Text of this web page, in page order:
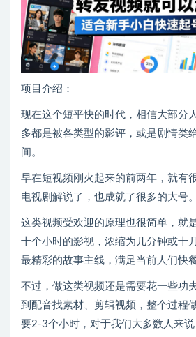
项目介绍：
现在这个短平快的时代，相信大部分
多都是被各类型的影评，或是剧情类
间。
早在短视频刚火起来的前两年，就有
电视剧解说了，也成就了很多的大号。
这类视频受欢迎的原理也很简单，就
十个小时的影视，浓缩为几分钟或十
最精彩的故事主线，满足当前人们快
不过，做这类视频还是需要花一些功
到配音找素材、剪辑视频，整个过程
要2-3个小时，对于我们大多数人来说